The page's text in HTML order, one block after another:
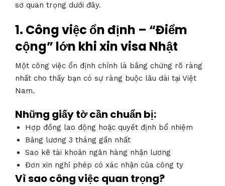
sơ quan trọng dưới đây.
1. Công việc ổn định – “Điểm
cộng” lớn khi xin visa Nhật
Một công việc ổn định chính là bằng chứng rõ ràng
nhất cho thấy bạn có sự ràng buộc lâu dài tại Việt
Nam.
Những giấy tờ cần chuẩn bị:
Hợp đồng lao động hoặc quyết định bổ nhiệm
Bảng lương 3 tháng gần nhất
Sao kê tài khoản ngân hàng nhận lương
Đơn xin nghỉ phép có xác nhận của công ty
Vì sao công việc quan trọng?